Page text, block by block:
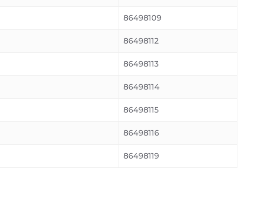
86498109
86498112
86498113
86498114
86498115
86498116
86498119